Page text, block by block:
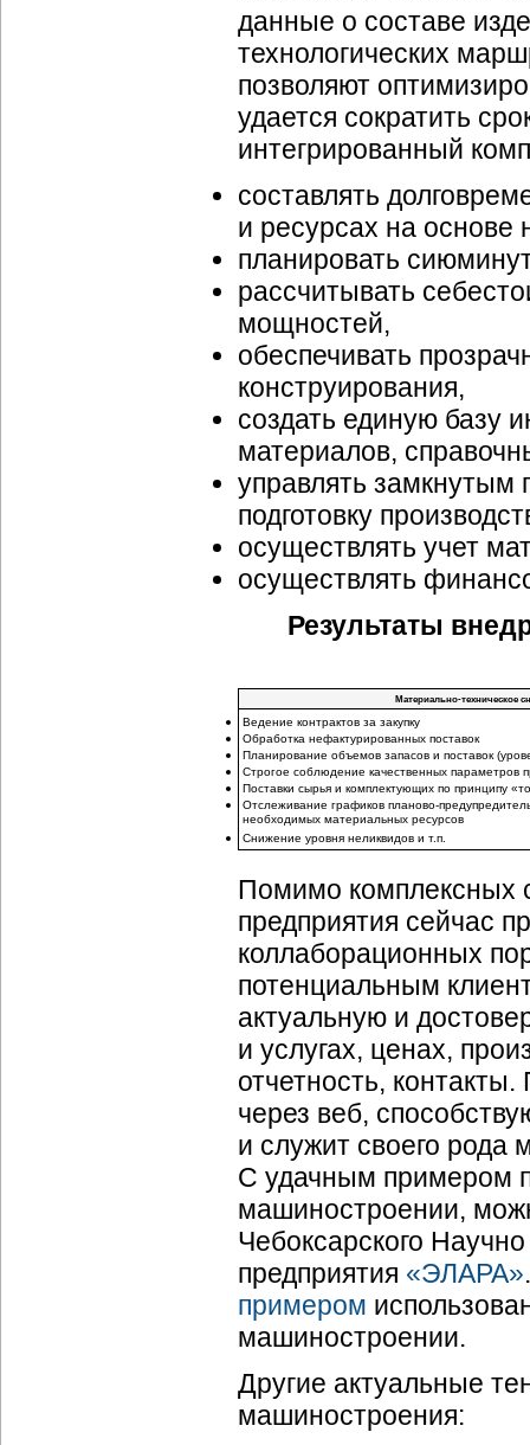
данные о составе
технологических
позволяют
удается сократить
интегрированный
составлять
и ресурсах на
планировать
рассчитывать
мощностей,
обеспечивать
конструирования,
создать единую базу
материалов,
управлять
подготовку
осуществлять учет
осуществлять
Результаты
Материально-техническое
Ведение контрактов за закупку
Обработка нефактурированных поставок
Планирование объемов запасов и поставок
Строгое соблюдение качественных параметров
Поставки сырья и комплектующих по принципу
Отслеживание графиков планово-
необходимых материальных ресурсов
Снижение уровня неликвидов и т.п.
Помимо комплексных
предприятия сейчас
коллаборационных
потенциальным
актуальную и
и услугах, ценах,
отчетность,
через веб,
и служит своего рода
С удачным примером
машиностроении,
Чебоксарского
предприятия «ЭЛАРА»
примером
машиностроении.
Другие актуальные
машиностроения: